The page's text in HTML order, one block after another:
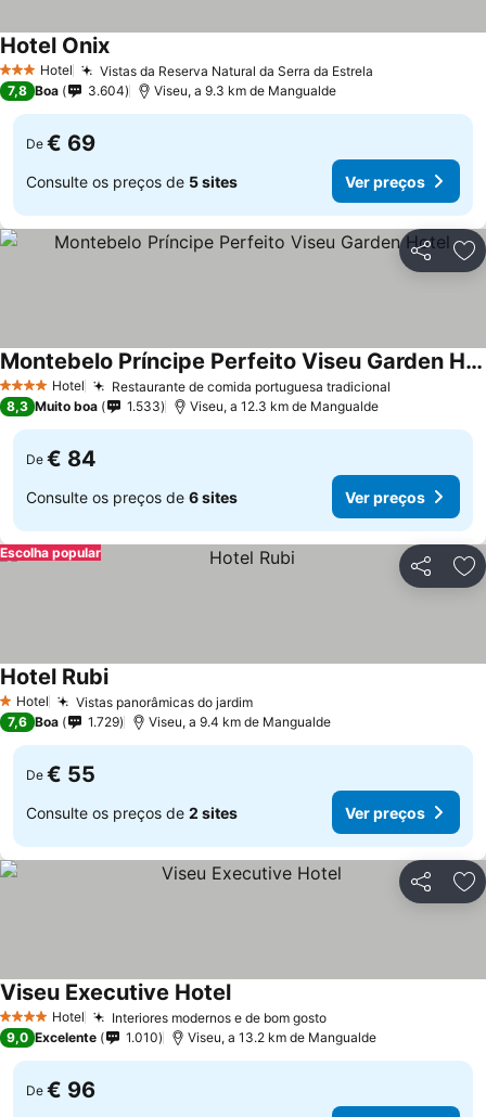
3 EstrelasHotel Vistas da Reserva Natural da Serra da Estrela
Hotel Onix
7,8 Boa 3.604 Viseu, a 9.3 km de Mangualde
De € 69
Consulte os preços de 5 sites Ver preços
Partilhar
4 EstrelasHotel Restaurante de comida portuguesa tradicional
Montebelo Príncipe Perfeito Viseu Garden Hotel
8,3 Muito boa 1.533 Viseu, a 12.3 km de Mangualde
De € 84
Consulte os preços de 6 sites Ver preços
Partilhar
Escolha popular
1 Estrelas
Hotel Vistas panorâmicas do jardim
Hotel Rubi
7,6 Boa 1.729 Viseu, a 9.4 km de Mangualde
De € 55
Consulte os preços de 2 sites Ver preços
Partilhar
4 EstrelasHotel Interiores modernos e de bom gosto
Viseu Executive Hotel
9,0 Excelente 1.010 Viseu, a 13.2 km de Mangualde
De € 96